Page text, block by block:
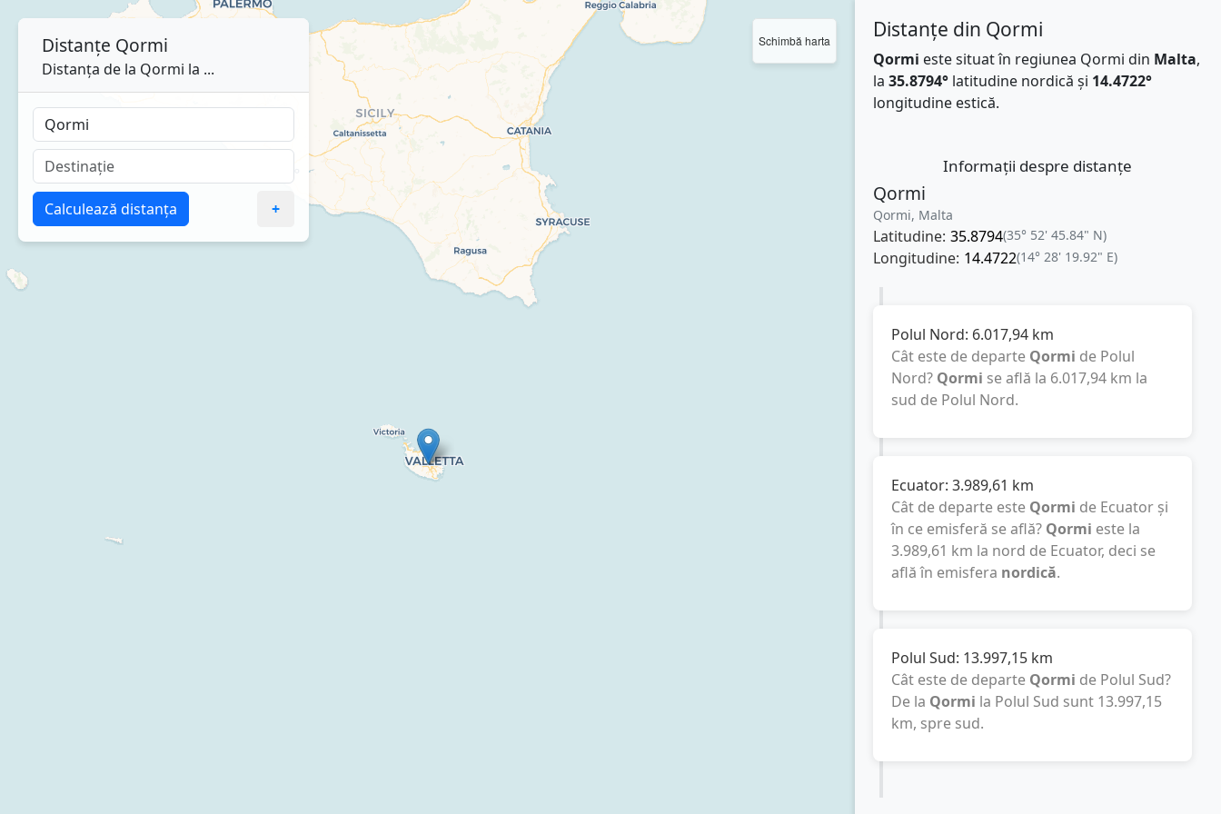
Schimbă harta Distanțe din Qormi
Qormi este situat în regiunea Qormi din Malta,
la 35.8794°latitudine nordică și 14.4722°
longitudine estică.
Informații despre distanțe
Qormi
Qormi, Malta
Latitudine: 35.8794(35° 52' 45.84" N)
Longitudine: 14.4722(14° 28' 19.92" E)
Polul Nord: 6.017,94 km
Cât este de departe Qormi de Polul
Nord? Qormi se află la 6.017,94 km la
sud de Polul Nord.
Ecuator: 3.989,61 km
Cât de departe este Qormi de Ecuator și
în ce emisferă se află? Qormi este la
3.989,61 km la nord de Ecuator, deci se
află în emisfera nordică.
Polul Sud: 13.997,15 km
Cât este de departe Qormi de Polul Sud?
De la Qormi la Polul Sud sunt 13.997,15
km, spre sud.
Distanțe Qormi
Distanța de la Qormi la ...
Calculează distanța +